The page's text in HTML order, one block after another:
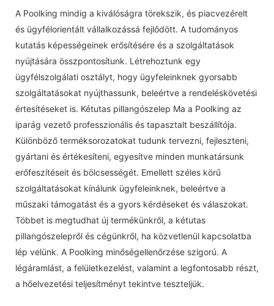
A Poolking mindig a kiválóságra törekszik, és piacvezérelt
és ügyfélorientált vállalkozássá fejlődött. A tudományos
kutatás képességeinek erősítésére és a szolgáltatások
nyújtására összpontosítunk. Létrehoztunk egy
ügyfélszolgálati osztályt, hogy ügyfeleinknek gyorsabb
szolgáltatásokat nyújthassunk, beleértve a rendeléskövetési
értesítéseket is. Kétutas pillangószelep Ma a Poolking az
iparág vezető professzionális és tapasztalt beszállítója.
Különböző terméksorozatokat tudunk tervezni, fejleszteni,
gyártani és értékesíteni, egyesítve minden munkatársunk
erőfeszítéseit és bölcsességét. Emellett széles körű
szolgáltatásokat kínálunk ügyfeleinknek, beleértve a
műszaki támogatást és a gyors kérdéseket és válaszokat.
Többet is megtudhat új termékünkről, a kétutas
pillangószelepről és cégünkről, ha közvetlenül kapcsolatba
lép velünk. A Poolking minőségellenőrzése szigorú. A
légáramlást, a felületkezelést, valamint a legfontosabb részt,
a hőelvezetési teljesítményt tekintve teszteljük.